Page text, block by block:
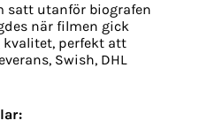
satt utanför biografen
när filmen gick
kvalitet, perfekt att
Swish, DHL